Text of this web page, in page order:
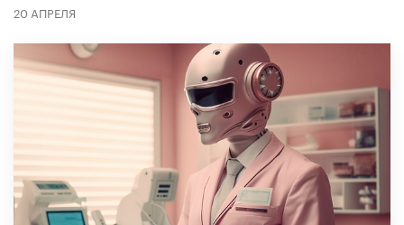
20 АПРЕЛЯ